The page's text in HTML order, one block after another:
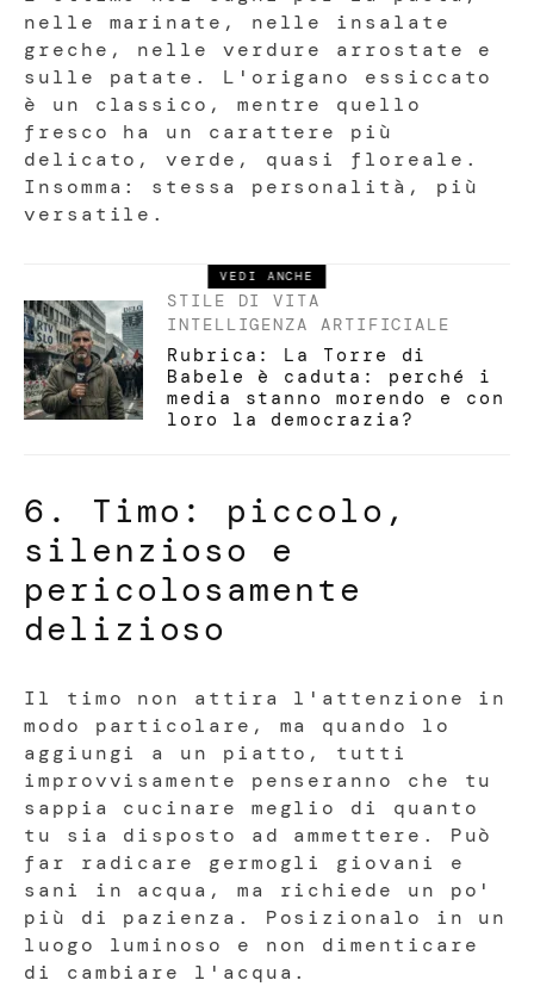
nelle marinate, nelle insalate
greche, nelle verdure arrostate e
sulle patate. L'origano essiccato
è un classico, mentre quello
fresco ha un carattere più
delicato, verde, quasi floreale.
Insomma: stessa personalità, più
versatile.
VEDI ANCHE
STILE DI VITA
INTELLIGENZA ARTIFICIALE
Rubrica: La Torre di
Babele è caduta: perché i
media stanno morendo e con
loro la democrazia?
6. Timo: piccolo,
silenzioso e
pericolosamente
delizioso
Il timo non attira l'attenzione in
modo particolare, ma quando lo
aggiungi a un piatto, tutti
improvvisamente penseranno che tu
sappia cucinare meglio di quanto
tu sia disposto ad ammettere. Può
far radicare germogli giovani e
sani in acqua, ma richiede un po'
più di pazienza. Posizionalo in un
luogo luminoso e non dimenticare
di cambiare l'acqua.